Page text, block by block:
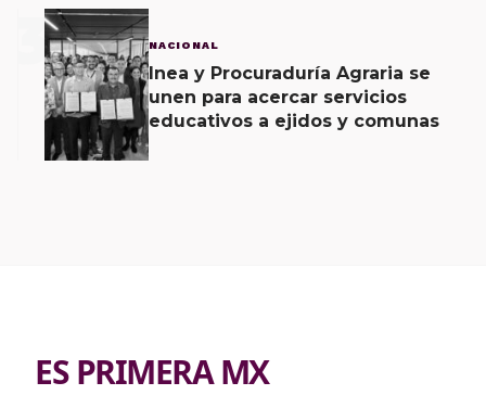
3 NACIONAL
Inea y Procuraduría Agraria se
unen para acercar servicios
educativos a ejidos y comunas
ES PRIMERA MX